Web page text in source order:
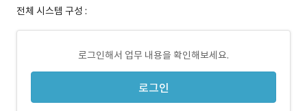
전체 시스템 구성 :
로그인해서 업무 내용을 확인해보세요.
로그인